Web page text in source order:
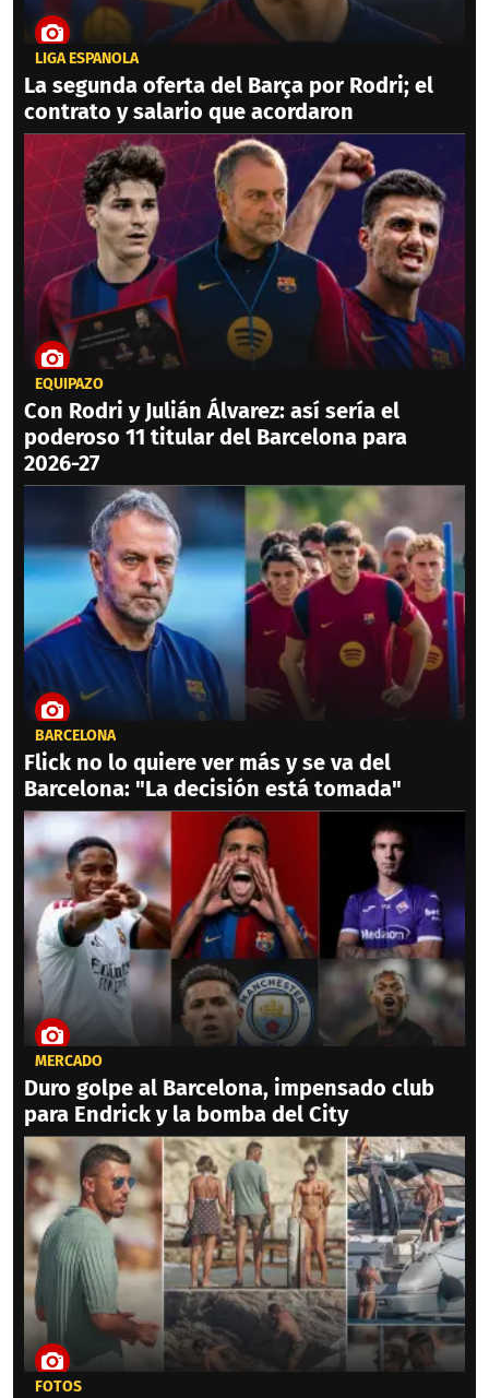
LIGA ESPAÑOLA
La segunda oferta del Barça por Rodri; el
contrato y salario que acordaron
EQUIPAZO
Con Rodri y Julián Álvarez: así sería el
poderoso 11 titular del Barcelona para
2026-27
BARCELONA
Flick no lo quiere ver más y se va del
Barcelona: "La decisión está tomada"
MERCADO
Duro golpe al Barcelona, impensado club
para Endrick y la bomba del City
FOTOS